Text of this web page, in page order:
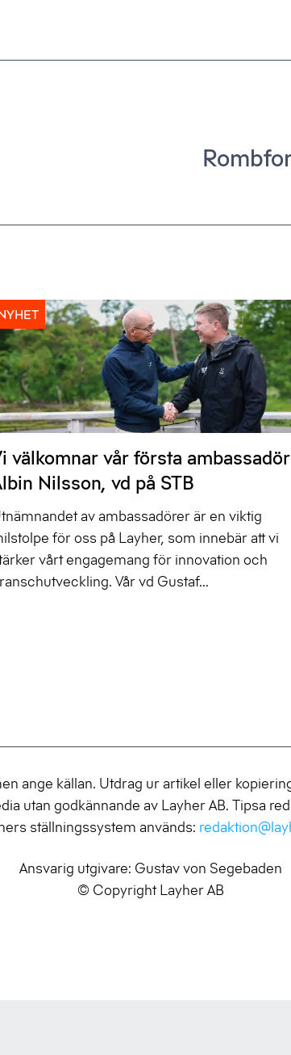
välkomnar vår första
Nilsson, vd på STB
av ambassadörer är en viktig
för oss på Layher, som innebär att vi
vårt engagemang för innovation och
Vår vd Gustaf...
ange källan. Utdrag ur artikel eller
utan godkännande av Layher AB. Tipsa
ställningssystem används:
Ansvarig utgivare: Gustav von Segebaden
© Copyright Layher AB